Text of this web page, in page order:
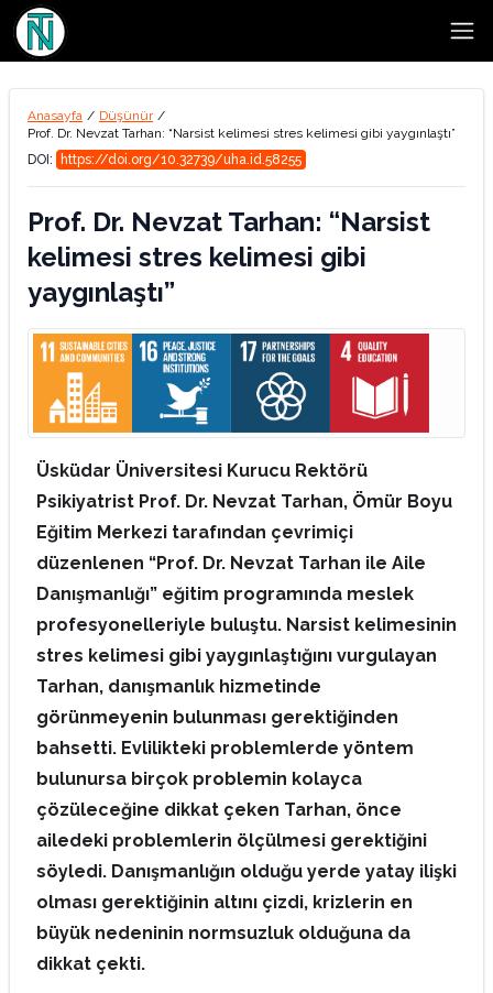
Anasayfa / Düşünür /
Prof. Dr. Nevzat Tarhan: “Narsist kelimesi stres kelimesi gibi yaygınlaştı”
DOI:
https://doi.org/10.32739/uha.id.58255
Prof. Dr. Nevzat Tarhan: “Narsist
kelimesi stres kelimesi gibi
yaygınlaştı”
Üsküdar Üniversitesi Kurucu Rektörü
Psikiyatrist Prof. Dr. Nevzat Tarhan, Ömür Boyu
Eğitim Merkezi tarafından çevrimiçi
düzenlenen “Prof. Dr. Nevzat Tarhan ile Aile
Danışmanlığı” eğitim programında meslek
profesyonelleriyle buluştu. Narsist kelimesinin
stres kelimesi gibi yaygınlaştığını vurgulayan
Tarhan, danışmanlık hizmetinde
görünmeyenin bulunması gerektiğinden
bahsetti. Evlilikteki problemlerde yöntem
bulunursa birçok problemin kolayca
çözüleceğine dikkat çeken Tarhan, önce
ailedeki problemlerin ölçülmesi gerektiğini
söyledi. Danışmanlığın olduğu yerde yatay ilişki
olması gerektiğinin altını çizdi, krizlerin en
büyük nedeninin normsuzluk olduğuna da
dikkat çekti.